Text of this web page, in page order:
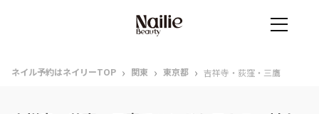
ネイル予約はネイリーTOP › 関東 › 東京都 › 吉祥寺・荻窪・三鷹